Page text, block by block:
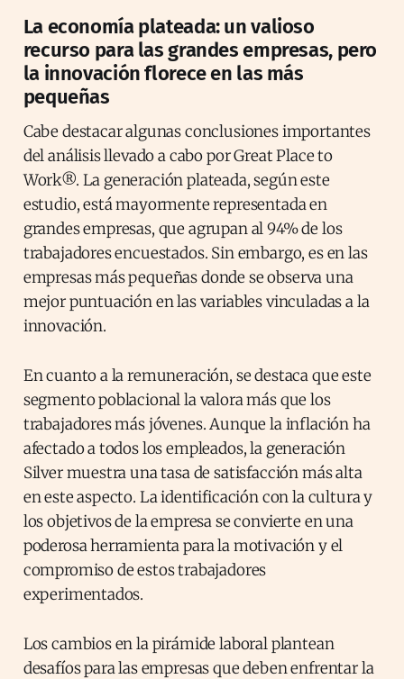
La economía plateada: un valioso
recurso para las grandes empresas, pero
la innovación florece en las más
pequeñas
Cabe destacar algunas conclusiones importantes
del análisis llevado a cabo por Great Place to
Work®. La generación plateada, según este
estudio, está mayormente representada en
grandes empresas, que agrupan al 94% de los
trabajadores encuestados. Sin embargo, es en las
empresas más pequeñas donde se observa una
mejor puntuación en las variables vinculadas a la
innovación.
En cuanto a la remuneración, se destaca que este
segmento poblacional la valora más que los
trabajadores más jóvenes. Aunque la inflación ha
afectado a todos los empleados, la generación
Silver muestra una tasa de satisfacción más alta
en este aspecto. La identificación con la cultura y
los objetivos de la empresa se convierte en una
poderosa herramienta para la motivación y el
compromiso de estos trabajadores
experimentados.
Los cambios en la pirámide laboral plantean
desafíos para las empresas que deben enfrentar la